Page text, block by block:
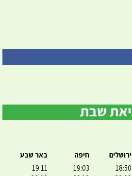
ירושלים
18:50
חיפה
19:03
באר שבע
19:11